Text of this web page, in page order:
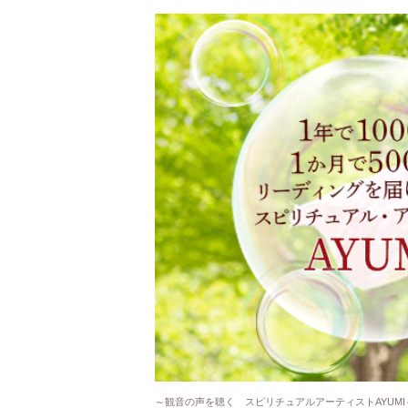
～観音の声を聴く スピリチュアルアーティストAYUMI